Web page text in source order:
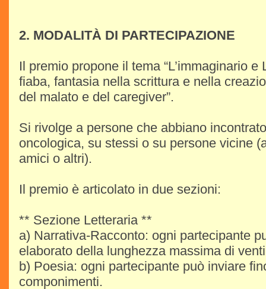
2. MODALITÀ DI PARTECIPAZIONE
Il premio propone il tema “L’immaginario e
fiaba, fantasia nella scrittura e nella
del malato e del caregiver”.
Si rivolge a persone che abbiano
oncologica, su stessi o su persone vicine
amici o altri).
Il premio è articolato in due sezioni:
** Sezione Letteraria **
a) Narrativa-Racconto: ogni partecipante
elaborato della lunghezza massima di
b) Poesia: ogni partecipante può inviare
componimenti.